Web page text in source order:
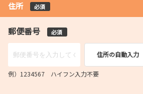
住所 必須
郵便番号 必須
住所の自動入力
例）1234567 ハイフン入力不要